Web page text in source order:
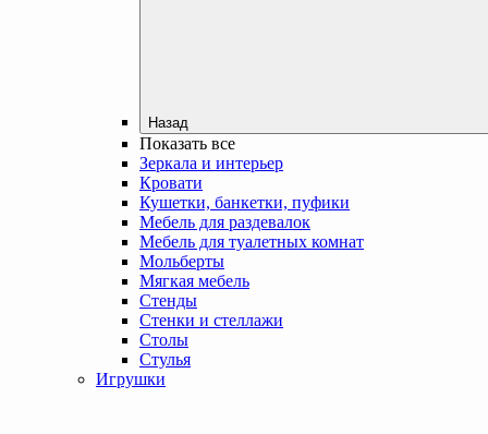
Назад
Показать все
Зеркала и интерьер
Кровати
Кушетки, банкетки, пуфики
Мебель для раздевалок
Мебель для туалетных комнат
Мольберты
Мягкая мебель
Стенды
Стенки и стеллажи
Столы
Стулья
Игрушки